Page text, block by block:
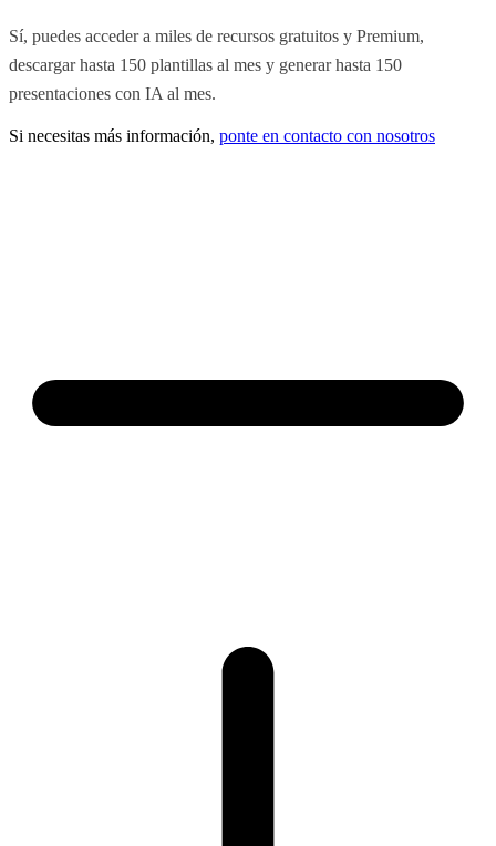
Sí, puedes acceder a miles de recursos gratuitos y Premium,
descargar hasta 150 plantillas al mes y generar hasta 150
presentaciones con IA al mes.
Si necesitas más información, ponte en contacto con nosotros